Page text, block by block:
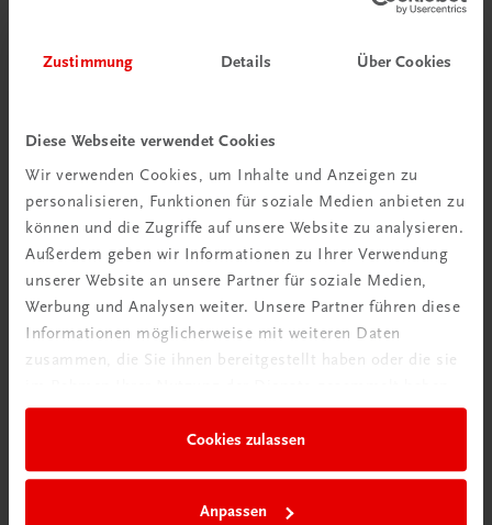
Zustimmung Details Über Cookies
Diese Webseite verwendet Cookies
Wir verwenden Cookies, um Inhalte und Anzeigen zu
personalisieren, Funktionen für soziale Medien anbieten zu
können und die Zugriffe auf unsere Website zu analysieren.
Außerdem geben wir Informationen zu Ihrer Verwendung
unserer Website an unsere Partner für soziale Medien,
Werbung und Analysen weiter. Unsere Partner führen diese
Informationen möglicherweise mit weiteren Daten
zusammen, die Sie ihnen bereitgestellt haben oder die sie
Cookies zulassen
Anpassen
Chocolat & Confiserie